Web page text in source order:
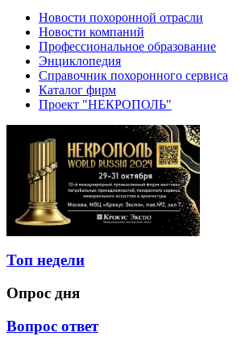
Новости похоронной отрасли
Новости компаний
Профессиональное образование
Энциклопедия
Справочник похоронного сервиса
Каталог фирм
Проект "НЕКРОПОЛЬ"
Топ недели
Опрос дня
Вопрос ответ